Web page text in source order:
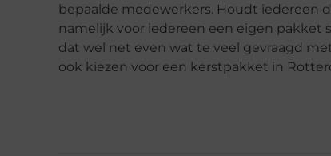
bepaalde medewerkers. Houdt iedereen
namelijk voor iedereen een eigen pakket
dat wel net even wat te veel gevraagd
ook kiezen voor een kerstpakket in